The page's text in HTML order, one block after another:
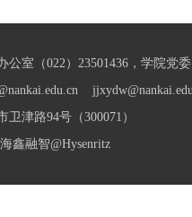
公室（022）23501436，学院党
卫津路94号（300071）
海鑫融智@Hysenritz